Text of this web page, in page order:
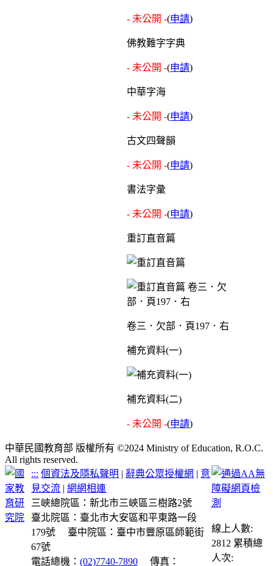
- 未公開 -(申請)
佛教難字字典
- 未公開 -(申請)
中華字海
- 未公開 -(申請)
古文四聲韻
- 未公開 -(申請)
書法字彙
- 未公開 -(申請)
重訂直音篇
卷三．欠部．頁197．右
補充資料(一)
補充資料(二)
- 未公開 -(申請)
中華民國教育部 版權所有 ©2024 Ministry of Education, R.O.C.
All rights reserved.
::: 個資法及隱私聲明 | 辭典公眾授權網 | 意
見交流 |網網相連
三峽總院區：新北市三峽區三樹路2號
臺北院區：臺北市大安區和平東路一段
179號
臺中院區：臺中市豐原區師範街
67號
電話總機：(02)7740-7890 傳真：
線上人數:
2812 累積總
人次: